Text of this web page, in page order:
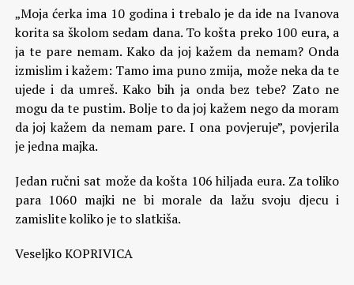
„Moja ćerka ima 10 godina i trebalo je da ide na Ivanova
korita sa školom sedam dana. To košta preko 100 eura, a
ja te pare nemam. Kako da joj kažem da nemam? Onda
izmislim i kažem: Tamo ima puno zmija, može neka da te
ujede i da umreš. Kako bih ja onda bez tebe? Zato ne
mogu da te pustim. Bolje to da joj kažem nego da moram
da joj kažem da nemam pare. I ona povjeruje”, povjerila
je jedna majka.
Jedan ručni sat može da košta 106 hiljada eura. Za toliko
para 1060 majki ne bi morale da lažu svoju djecu i
zamislite koliko je to slatkiša.
Veseljko KOPRIVICA